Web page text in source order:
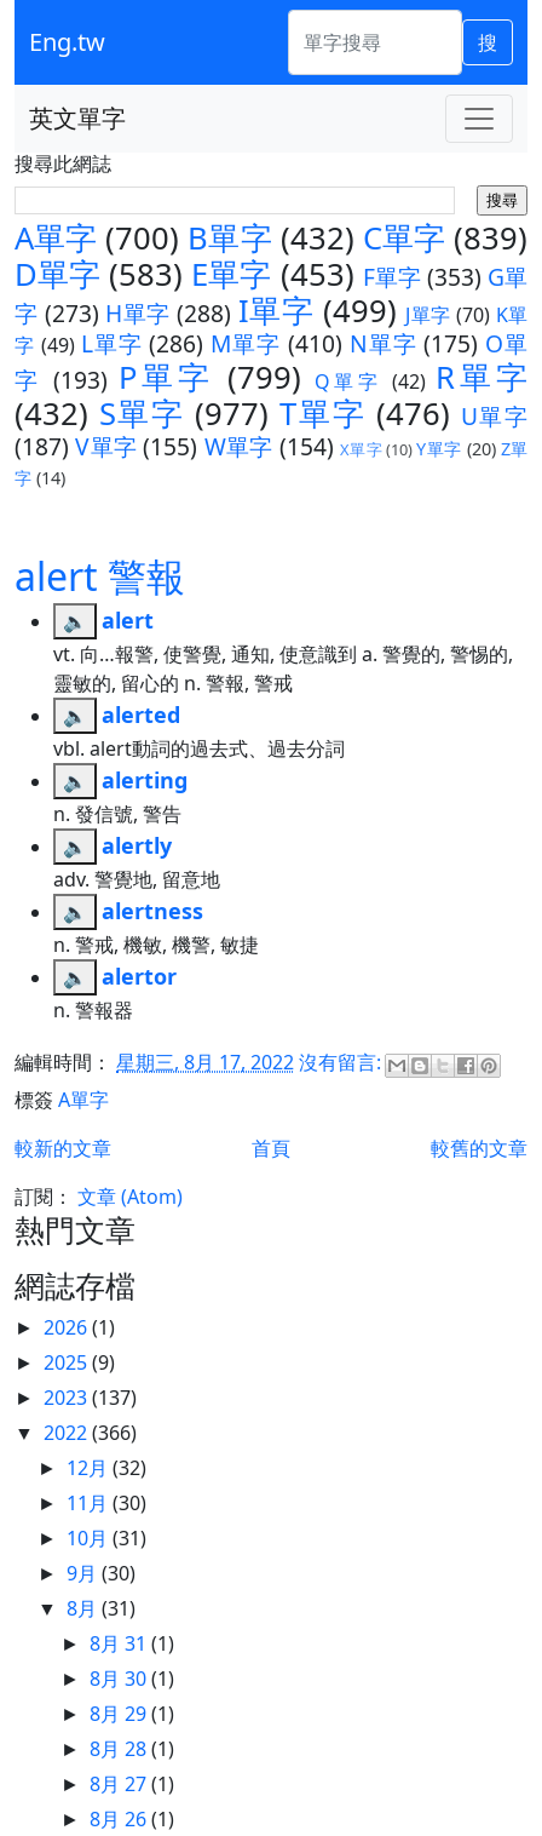
Eng.tw 搜
英文單字
搜尋此網誌
A單字 (700) B單字 (432) C單字 (839)
D單字 (583) E單字 (453) F單字(353) G單
字 (273) H單字 (288) I單字 (499) J單字 (70) K單
字 (49) L單字 (286) M單字 (410) N單字 (175) O單
字 (193) P單字 (799) Q單字 (42) R單字
(432) S單字 (977) T單字 (476) U單字
(187) V單字(155) W單字 (154) X單字(10)Y單字 (20) Z單
字 (14)
alert 警報
🔈 alert
vt. 向…報警, 使警覺, 通知, 使意識到 a. 警覺的, 警惕的,
靈敏的, 留心的 n. 警報, 警戒
🔈
alerted
vbl. alert動詞的過去式、過去分詞
🔈
alerting
n. 發信號, 警告
🔈
alertly
adv. 警覺地, 留意地
🔈
alertness
n. 警戒, 機敏, 機警, 敏捷
🔈
alertor
n. 警報器
編輯時間： 星期三, 8月 17, 2022沒有留言:
標簽 A單字
較新的文章
較舊的文章
首頁
訂閱： 文章 (Atom)
熱門文章
網誌存檔
► 2026(1)
► 2025(9)
► 2023(137)
▼ 2022(366)
► 12月(32)
► 11月(30)
► 10月(31)
►9月(30)
▼8月(31)
►8月 31(1)
►8月 30(1)
►8月 29(1)
►8月 28(1)
►8月 27(1)
►8月 26(1)